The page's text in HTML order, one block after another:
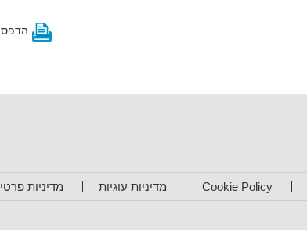
Cookie Policy מדיניות עוגיות מדיניות